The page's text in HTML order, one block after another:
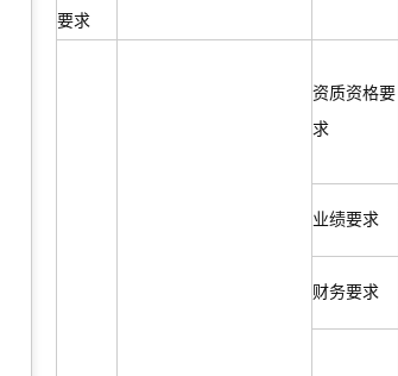
要求
资质资格要
求
业绩要求
财务要求